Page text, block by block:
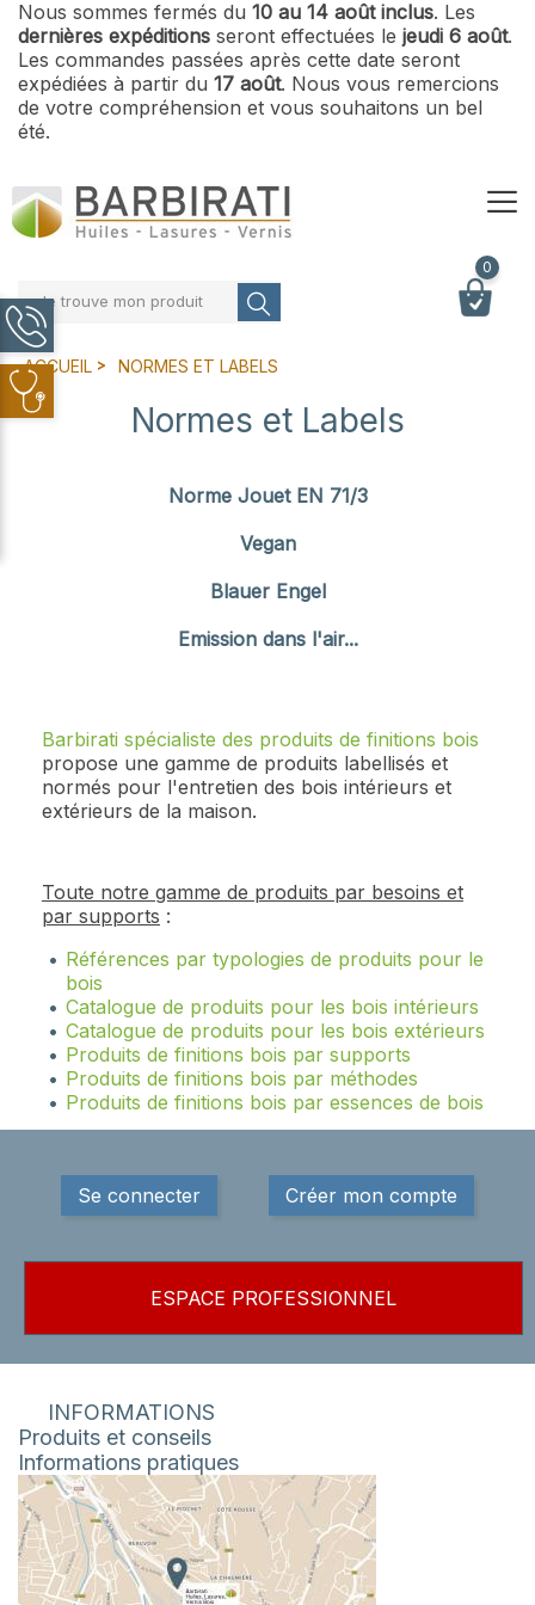
Nous sommes fermés du 10 au 14 août inclus. Les
dernières expéditions seront effectuées le jeudi 6 août.
Les commandes passées après cette date seront
expédiées à partir du 17 août. Nous vous remercions
de votre compréhension et vous souhaitons un bel
été.
Je trouve mon produit
0
ACCUEIL NORMES ET LABELS
Normes et Labels
Norme Jouet EN 71/3
Vegan
Blauer Engel
Emission dans l'air...
Barbirati spécialiste des produits de finitions bois
propose une gamme de produits labellisés et
normés pour l'entretien des bois intérieurs et
extérieurs de la maison.
Toute notre gamme de produits par besoins et
par supports :
Références par typologies de produits pour le
bois
Catalogue de produits pour les bois intérieurs
Catalogue de produits pour les bois extérieurs
Produits de finitions bois par supports
Produits de finitions bois par méthodes
Produits de finitions bois par essences de bois
Se connecter Créer mon compte
ESPACE PROFESSIONNEL
INFORMATIONS
Produits et conseils
Informations pratiques